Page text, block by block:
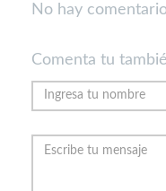
No hay
Comenta tu